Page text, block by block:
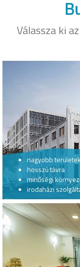
Válassza ki
nagyobb területek
hosszú távra
minőségi
irodaházi